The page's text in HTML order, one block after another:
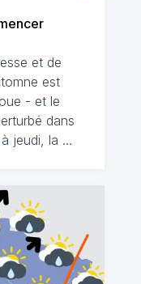
et de
est
- et le
dans
jeudi, la …